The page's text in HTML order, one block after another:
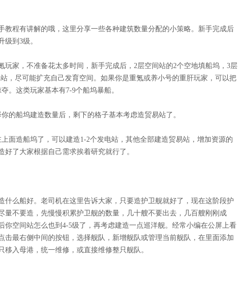
教程有讲解的哦，这里分享一些各种建筑数量分配的小策略。新手完成后
到3级。
玩家，不准备花太多时间，新手完成后，2层空间站的2个空地填船坞，3层
，尽可能扩充自己发育空间。如果你是重氪或养小号的重肝玩家，可以把
。这类玩家基本有7-9个船坞暴船。
的船坞建造数量后，剩下的格子基本考虑造贸易站了。
面造船坞了，可以建造1-2个发电站，其他全部建造贸易站，增加资源的
了大家根据自己需求挨着研究就行了。
什么船好。老司机在这里告诉大家，只要造护卫舰就好了，现在这阶段护
量不要造，先慢慢积累护卫舰的数量，几十艘不要出去，几百艘刚刚成
你空间站怎么也到4-5级了，再考虑建造一点巡洋舰。经常小编在公屏上看
击最右侧中间的按钮，选择舰队，新增舰队或管理当前舰队，在里面添加
入母港，统一维修，或直接维修整只舰队。